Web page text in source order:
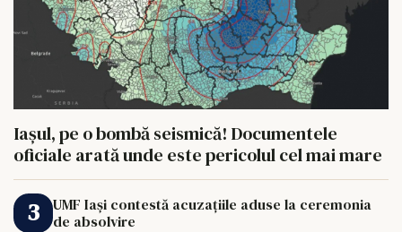
Iașul, pe o bombă seismică! Documentele
oficiale arată unde este pericolul cel mai mare
UMF Iași contestă acuzațiile aduse la ceremonia
de absolvire